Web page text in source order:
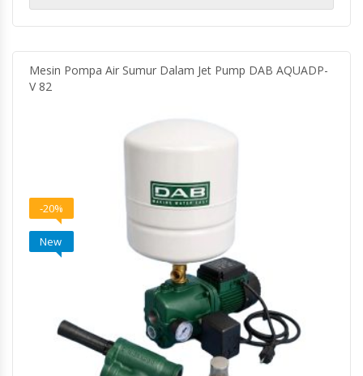
Mesin Pompa Air Sumur Dalam Jet Pump DAB AQUADP-
V 82
-20%
New